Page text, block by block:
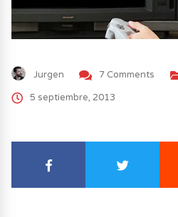
Jurgen 7 Comments
5 septiembre, 2013